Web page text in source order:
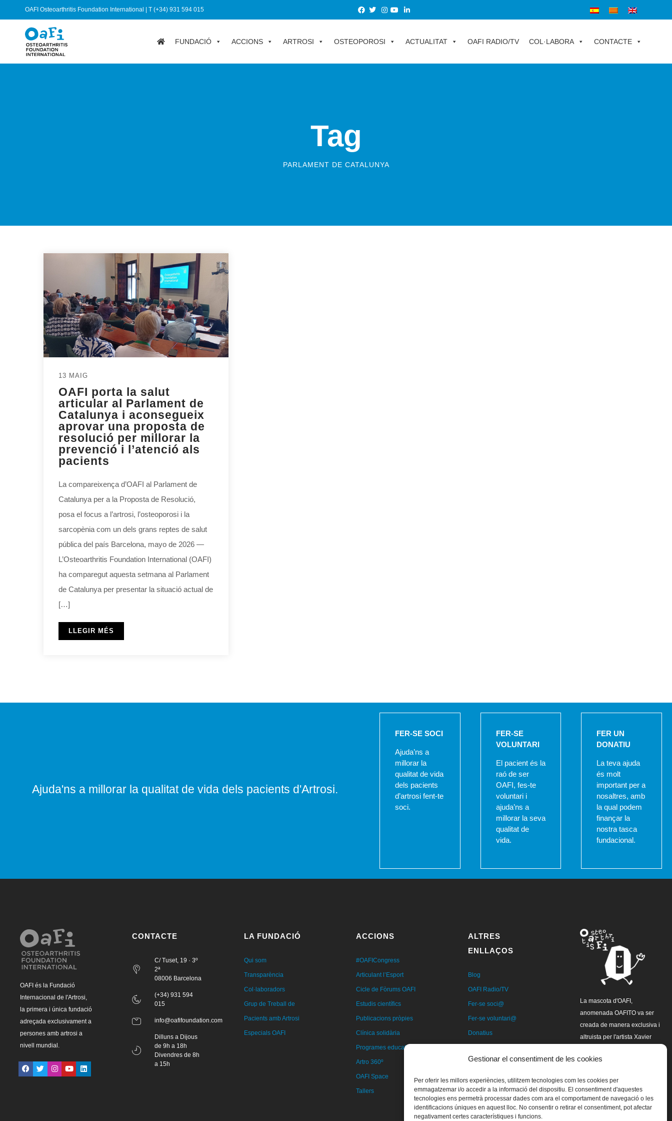
Gestionar el consentiment de les cookies
Per oferir les millors experiències, utilitzem tecnologies com les cookies per
emmagatzemar i/o accedir a la informació del dispositiu. El consentiment d'aquestes
tecnologies ens permetrà processar dades com ara el comportament de navegació o les
identificacions úniques en aquest lloc. No consentir o retirar el consentiment, pot afectar
negativament certes característiques i funcions.
OAFI Osteoarthritis Foundation International | T (+34) 931 594 015
FUNDACIÓ ACCIONS ARTROSI OSTEOPOROSI ACTUALITAT OAFI RADIO/TV COL·LABORA CONTACTE
Tag
PARLAMENT DE CATALUNYA
13 MAIG
OAFI porta la salut
articular al Parlament de
Catalunya i aconsegueix
aprovar una proposta de
resolució per millorar la
prevenció i l’atenció als
pacients
La compareixença d’OAFI al Parlament de
Catalunya per a la Proposta de Resolució,
posa el focus a l’artrosi, l’osteoporosi i la
sarcopènia com un dels grans reptes de salut
pública del país Barcelona, mayo de 2026 —
L’Osteoarthritis Foundation International (OAFI)
ha comparegut aquesta setmana al Parlament
de Catalunya per presentar la situació actual de
[…]
LLEGIR MÉS
Ajuda'ns a millorar la qualitat de vida dels pacients d'Artrosi.
FER-SE SOCI
Ajuda’ns a
millorar la
qualitat de vida
dels pacients
d’artrosi fent-te
soci.
FER-SE
VOLUNTARI
El pacient és la
raó de ser
OAFI, fes-te
voluntari i
ajuda’ns a
millorar la seva
qualitat de
vida.
FER UN
DONATIU
La teva ajuda
és molt
important per a
nosaltres, amb
la qual podem
finançar la
nostra tasca
fundacional.
OAFI és la Fundació
Internacional de l'Artrosi,
la primera i única fundació
adreçada exclusivament a
persones amb artrosi a
nivell mundial.
CONTACTE
C/ Tuset, 19 · 3º
2ª
08006 Barcelona
(+34) 931 594
015
info@oafifoundation.com
Dilluns a Dijous
de 9h a 18h
Divendres de 8h
a 15h
LA FUNDACIÓ
Qui som
Transparència
Col·laboradors
Grup de Treball de
Pacients amb Artrosi
Especials OAFI
ACCIONS
#OAFICongress
Articulant l’Esport
Cicle de Fòrums OAFI
Estudis científics
Publicacions pròpies
Clínica solidària
Programes educatius
Artro 360º
OAFI Space
Tallers
ALTRES
ENLLAÇOS
Blog
OAFI Radio/TV
Fer-se soci@
Fer-se voluntari@
Donatius
La mascota d'OAFI,
anomenada OAFITO va ser
creada de manera exclusiva i
altruista per l'artista Xavier